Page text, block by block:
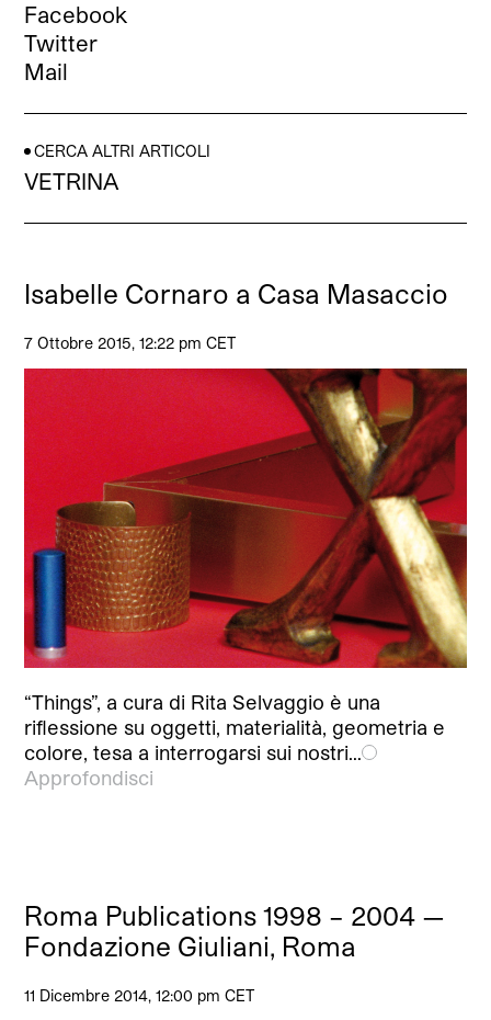
Facebook
Twitter
Mail
CERCA ALTRI ARTICOLI
VETRINA
Isabelle Cornaro a Casa Masaccio
7 Ottobre 2015, 12:22 pm CET
“Things”, a cura di Rita Selvaggio è una
riflessione su oggetti, materialità, geometria e
colore, tesa a interrogarsi sui nostri…
Approfondisci
Roma Publications 1998 – 2004 —
Fondazione Giuliani, Roma
11 Dicembre 2014, 12:00 pm CET